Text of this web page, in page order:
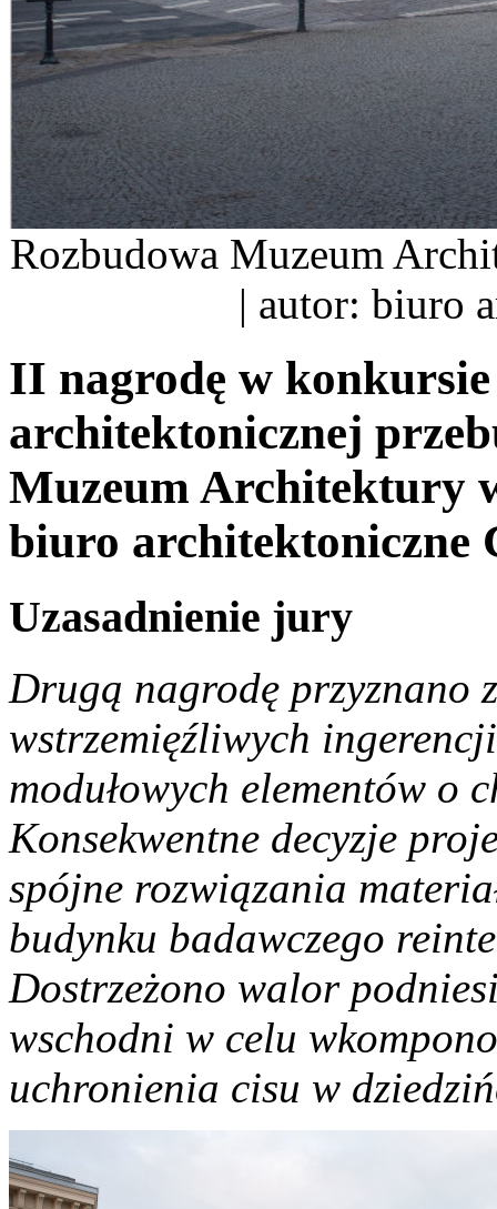
Rozbudowa Muzeum
| autor: biuro
II nagrodę w
architektonicznej
Muzeum Architektury
biuro architektoniczne
Uzasadnienie jury
Drugą nagrodę przyznano
wstrzemięźliwych
modułowych elementów o
Konsekwentne decyzje
spójne rozwiązania
budynku badawczego
Dostrzeżono walor
wschodni w celu
uchronienia cisu w